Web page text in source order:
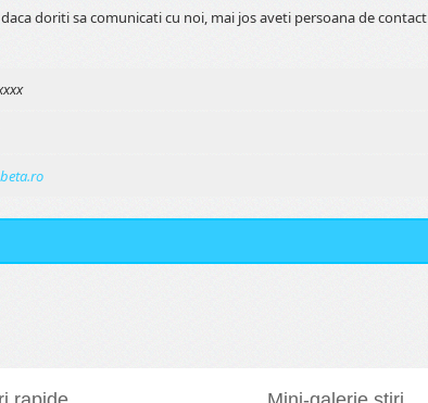
doriti sa comunicati cu noi, mai jos aveti persoana de